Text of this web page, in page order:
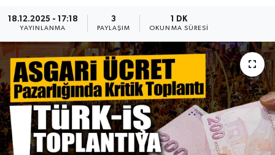
18.12.2025 - 17:18
YAYINLANMA
3
PAYLAŞIM
1 DK
OKUNMA SÜRESI